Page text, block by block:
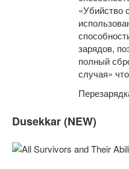
«Убийство
зарядов,
полный
случая»
Dusekkar (NEW)